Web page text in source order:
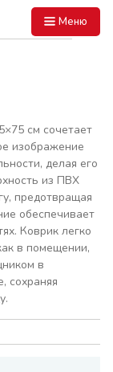
Меню
см сочетает
изображение
делая его
из ПВХ
предотвращая
обеспечивает
Коврик легко
в помещении,
в
сохраняя